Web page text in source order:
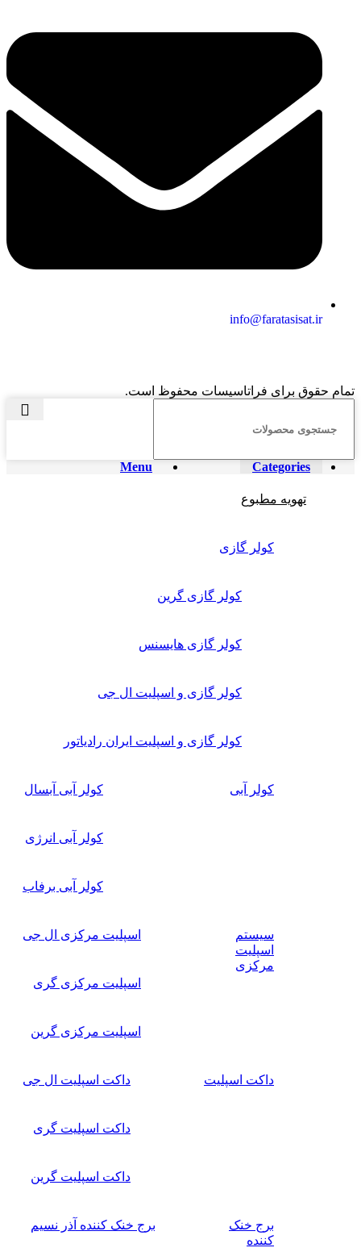
info@faratasisat.ir
تمام حقوق برای فراتاسیسات محفوظ است.
Menu Categories
تهویه مطبوع
کولر گازی
کولر گازی گرین
کولر گازی هایسنس
کولر گازی و اسپلیت ال جی
کولر گازی و اسپلیت ایران رادیاتور
کولر آبی کولر آبی آبسال
کولر آبی انرژی
کولر آبی برفاب
سیستم
اسپلیت
مرکزی
اسپلیت مرکزی ال جی
اسپلیت مرکزی گری
اسپلیت مرکزی گرین
داکت اسپلیت داکت اسپلیت ال جی
داکت اسپلیت گری
داکت اسپلیت گرین
برج خنک
کننده
برج خنک کننده آذر نسیم